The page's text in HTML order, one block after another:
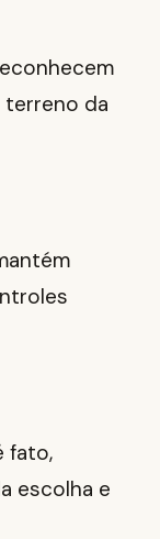
terreno da
fato,
escolha e